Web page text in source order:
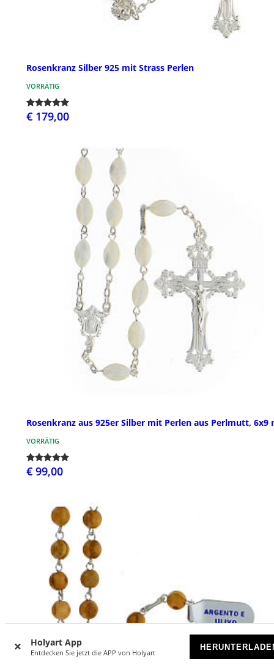
Holyart App
Entdecken Sie jetzt die APP von Holyart
Rosenkranz Silber 925 mit Strass Perlen
VORRÄTIG
€ 179,00
Rosenkranz aus 925er Silber mit Perlen aus Perlmutt, 6x9
VORRÄTIG
€ 99,00